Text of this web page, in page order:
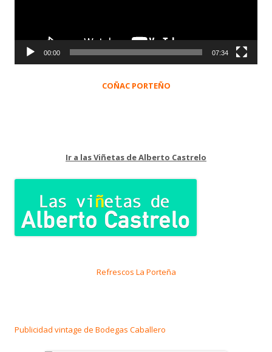
00:00 07:34
COÑAC PORTEÑO
Ir a las Viñetas de Alberto Castrelo
Refrescos La Porteña
Publicidad vintage de Bodegas Caballero